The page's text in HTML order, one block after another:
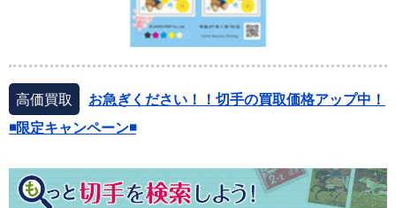
高価買取
お急ぎください！！切手の買取価格アップ中！
◾️限定キャンペーン◾️